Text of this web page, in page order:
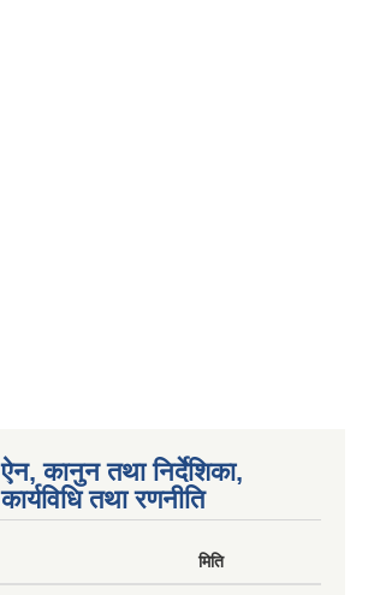
ऐन, कानुन तथा निर्देशिका,
कार्यविधि तथा रणनीति
मिति